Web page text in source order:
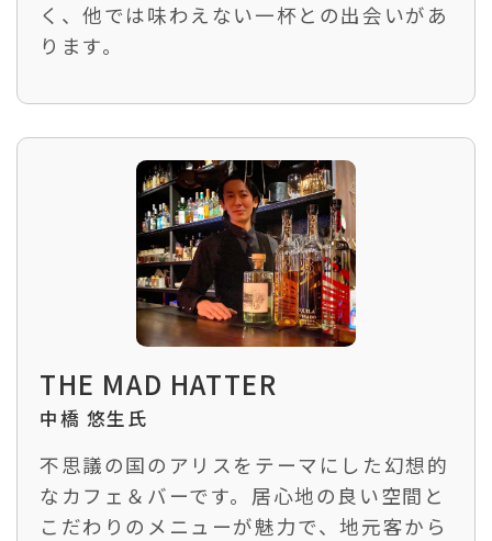
く、他では味わえない一杯との出会いがあ
ります。
THE MAD HATTER
中橋 悠生氏
不思議の国のアリスをテーマにした幻想的
なカフェ＆バーです。居心地の良い空間と
こだわりのメニューが魅力で、地元客から